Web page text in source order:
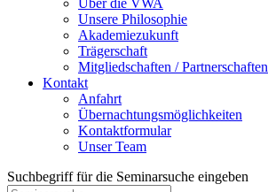
Über die VWA
Unsere Philosophie
Akademiezukunft
Trägerschaft
Mitgliedschaften / Partnerschaften
Kontakt
Anfahrt
Übernachtungsmöglichkeiten
Kontaktformular
Unser Team
Suchbegriff für die Seminarsuche eingeben